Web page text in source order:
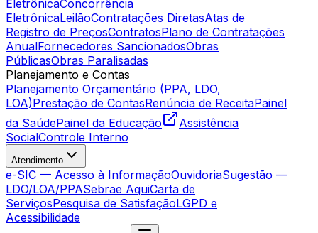
EletrônicaConcorrência
EletrônicaLeilãoContratações DiretasAtas de
Registro de PreçosContratosPlano de Contratações
AnualFornecedores SancionadosObras
PúblicasObras Paralisadas
Planejamento e Contas
Planejamento Orçamentário (PPA, LDO,
LOA)Prestação de ContasRenúncia de ReceitaPainel
da SaúdePainel da Educação
Assistência
SocialControle Interno
Atendimento
e-SIC — Acesso à InformaçãoOuvidoriaSugestão —
LDO/LOA/PPASebrae AquiCarta de
ServiçosPesquisa de SatisfaçãoLGPD e
Acessibilidade